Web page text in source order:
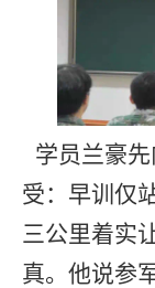
学员兰豪
受：早训仅
三公里着实
真。他说参